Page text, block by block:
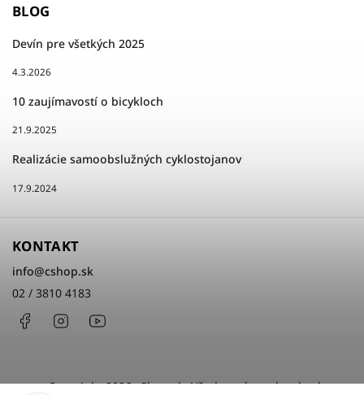
BLOG
Devín pre všetkých 2025
4.3.2026
10 zaujímavostí o bicykloch
21.9.2025
Realizácie samoobslužných cyklostojanov
17.9.2024
KONTAKT
info@cshop.sk
02 / 3810 4183
FacebookInstagram
Copyright 2026cShop.sk. Všetky práva vyhradené.